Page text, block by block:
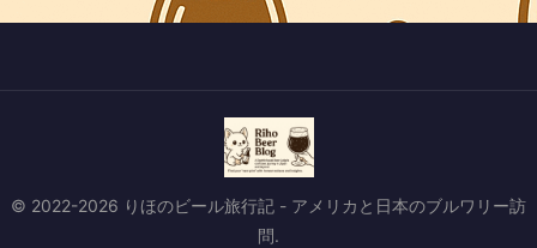
© 2022-2026 りほのビール旅行記 - アメリカと日本のブルワリー訪
問.